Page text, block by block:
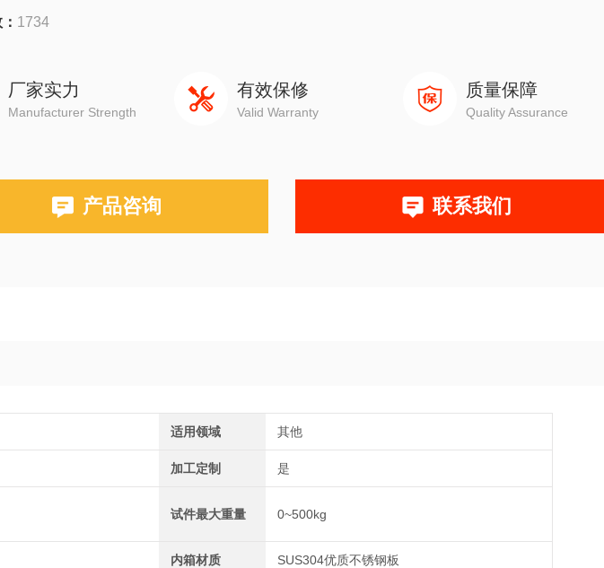
1734
厂家实力
Manufacturer Strength
有效保修
Valid Warranty
质量保障
Quality Assurance
产品咨询 联系我们
适用领域 其他
加工定制 是
试件最大重量 0~500kg
内箱材质 SUS304优质不锈钢板